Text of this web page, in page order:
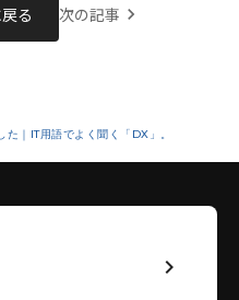
る 次の記事 chevron_right
｜IT用語でよく聞く「DX」。
keyboard_arrow_right